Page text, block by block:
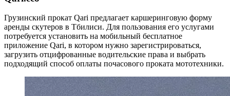
Грузинский прокат Qari предлагает каршеринговую форму
аренды скутеров в Тбилиси. Для пользования его услугами
потребуется установить на мобильный бесплатное
приложение Qari, в котором нужно зарегистрироваться,
загрузить отцифрованные водительские права и выбрать
подходящий способ оплаты почасового проката мототехники.